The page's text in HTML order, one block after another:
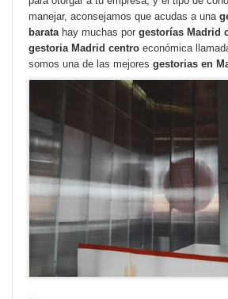
manejar, aconsejamos que acudas a una
barata hay muchas por gestorías Madrid
gestoria Madrid centro económica
somos una de las mejores gestorias en